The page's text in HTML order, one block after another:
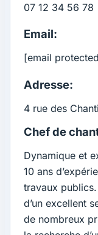
07 12 34 56 78
Email:
[email
Adresse:
4 rue des
Chef de
Dynamique et
10 ans
travaux
d’un excellent
de nombreux